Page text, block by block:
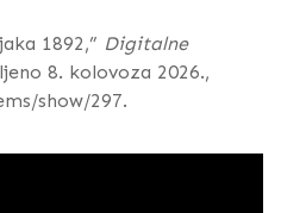
1892,” Digitalne
8. kolovoza 2026.,
show/297.